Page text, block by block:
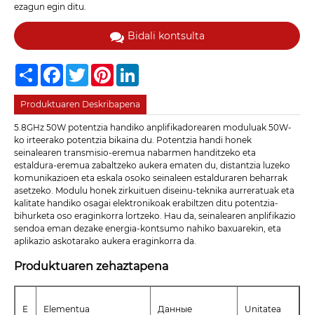
ezagun egin ditu.
Bidali kontsulta
Share FacebookTwitterPinterest
Produktuaren Deskribapena
5.8GHz 50W potentzia handiko anplifikadorearen moduluak 50W-
ko irteerako potentzia bikaina du. Potentzia handi honek
seinalearen transmisio-eremua nabarmen handitzeko eta
estaldura-eremua zabaltzeko aukera ematen du, distantzia luzeko
komunikazioen eta eskala osoko seinaleen estalduraren beharrak
asetzeko. Modulu honek zirkuituen diseinu-teknika aurreratuak eta
kalitate handiko osagai elektronikoak erabiltzen ditu potentzia-
bihurketa oso eraginkorra lortzeko. Hau da, seinalearen anplifikazio
sendoa eman dezake energia-kontsumo nahiko baxuarekin, eta
aplikazio askotarako aukera eraginkorra da.
Produktuaren zehaztapena
E
Elementua Данные Unitatea